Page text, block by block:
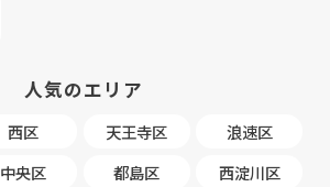
人気のエリア
西区 天王寺区
浪速区
中央区 都島区
西淀川区